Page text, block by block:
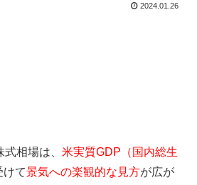
2024.01.26
相場は、 米実質GDP（国内総生
けて景気への楽観的な見方が広が